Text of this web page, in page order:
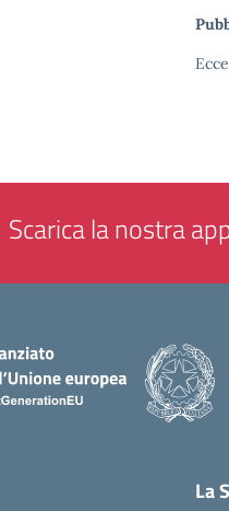
Scarica la nostra
La